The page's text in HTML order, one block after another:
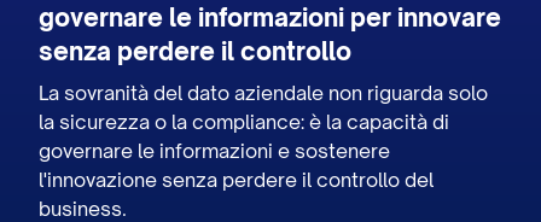
governare le informazioni per innovare
senza perdere il controllo
La sovranità del dato aziendale non riguarda solo
la sicurezza o la compliance: è la capacità di
governare le informazioni e sostenere
l'innovazione senza perdere il controllo del
business.